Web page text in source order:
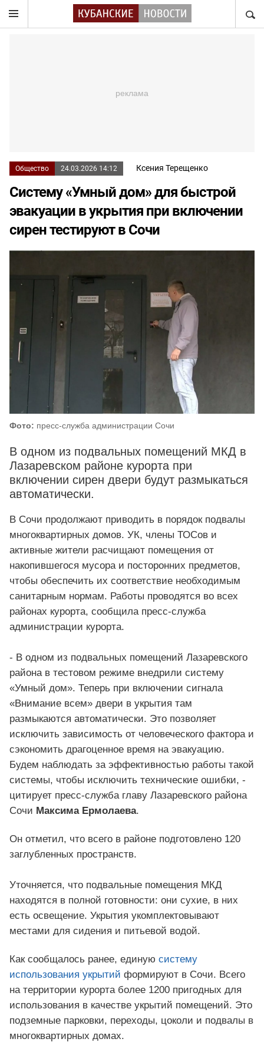
Общество 24.03.2026 14:12 Ксения Терещенко
Систему «Умный дом» для быстрой
эвакуации в укрытия при включении
сирен тестируют в Сочи
Фото: пресс-служба администрации Сочи
В одном из подвальных помещений МКД в
Лазаревском районе курорта при
включении сирен двери будут размыкаться
автоматически.
В Сочи продолжают приводить в порядок подвалы
многоквартирных домов. УК, члены ТОСов и
активные жители расчищают помещения от
накопившегося мусора и посторонних предметов,
чтобы обеспечить их соответствие необходимым
санитарным нормам. Работы проводятся во всех
районах курорта, сообщила пресс-служба
администрации курорта.
- В одном из подвальных помещений Лазаревского
района в тестовом режиме внедрили систему
«Умный дом». Теперь при включении сигнала
«Внимание всем» двери в укрытия там
размыкаются автоматически. Это позволяет
исключить зависимость от человеческого фактора и
сэкономить драгоценное время на эвакуацию.
Будем наблюдать за эффективностью работы такой
системы, чтобы исключить технические ошибки, -
цитирует пресс-служба главу Лазаревского района
Сочи Максима Ермолаева.
Он отметил, что всего в районе подготовлено 120
заглубленных пространств.
Уточняется, что подвальные помещения МКД
находятся в полной готовности: они сухие, в них
есть освещение. Укрытия укомплектовывают
местами для сидения и питьевой водой.
Как сообщалось ранее, единую систему
использования укрытий формируют в Сочи. Всего
на территории курорта более 1200 пригодных для
использования в качестве укрытий помещений. Это
подземные парковки, переходы, цоколи и подвалы в
многоквартирных домах.